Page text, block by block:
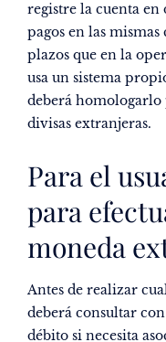
registre la cuenta
pagos en las
plazos que en la
usa un sistema
deberá homologarlo
divisas extranjeras.
Para el
para
moneda
Antes de realizar
deberá consultar
débito si necesita